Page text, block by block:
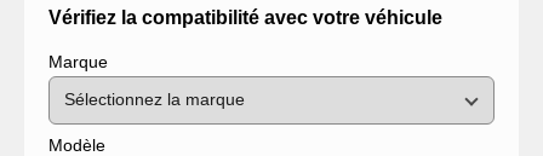
Vérifiez la compatibilité avec votre véhicule
Marque
Modèle